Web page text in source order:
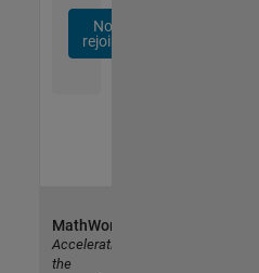
Nous
rejoindre
MathWorks
Accelerating
the